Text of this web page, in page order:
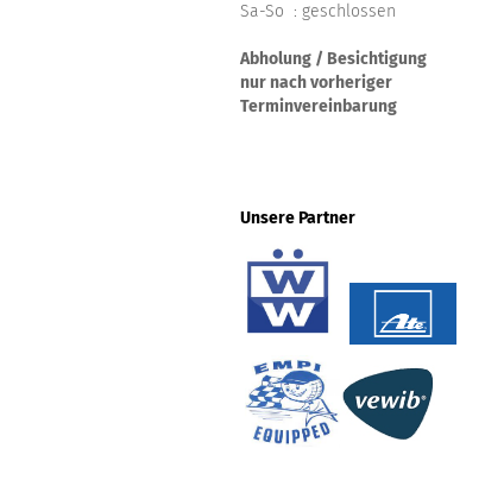
Sa-So : geschlossen
Abholung / Besichtigung
nur nach vorheriger
Terminvereinbarung
Unsere Partner